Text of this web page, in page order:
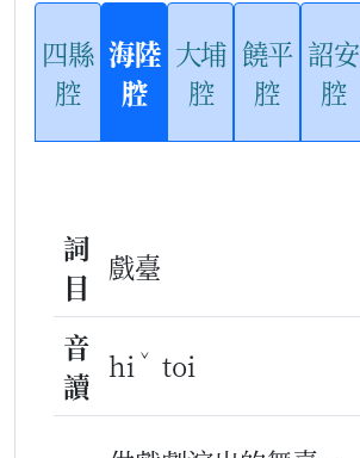
四縣
腔
海陸
腔
大埔
腔
饒平
腔
詔安
腔
詞
目
戲臺
音
讀
hi ˇ toi